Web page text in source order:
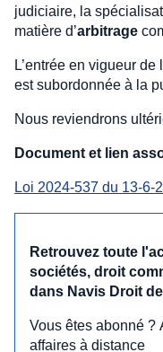
judiciaire, la
matière d’arbitrage
L’entrée en vigueur
est subordonnée à la
Nous reviendrons
Document et lien
Loi 2024-537 du 13-6-
Retrouvez toute
sociétés, droit
dans Navis Droit
Vous êtes abonné ?
affaires à distance